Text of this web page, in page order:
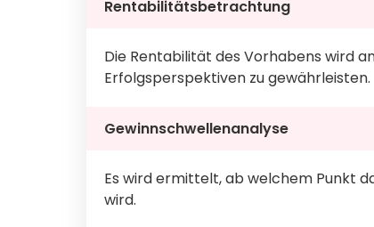
Rentabilitätsbetrachtung
Die Rentabilität des Vorhabens wird
Erfolgsperspektiven zu gewährleisten.
Gewinnschwellenanalyse
Es wird ermittelt, ab welchem Punkt
wird.